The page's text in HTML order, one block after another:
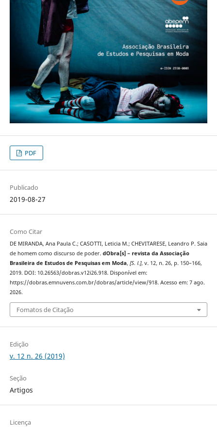
PDF
Publicado
2019-08-27
Como Citar
DE MIRANDA, Ana Paula C.; CASOTTI, Leticia M.; CHEVITARESE, Leandro P. Saia
de homem como discurso de poder. dObra[s] – revista da Associação
Brasileira de Estudos de Pesquisas em Moda, [S. l.], v. 12, n. 26, p. 150–166,
2019. DOI: 10.26563/dobras.v12i26.918. Disponível em:
https://dobras.emnuvens.com.br/dobras/article/view/918. Acesso em: 7 ago.
2026.
Fomatos de Citação
Edição
v. 12 n. 26 (2019)
Seção
Artigos
Licença